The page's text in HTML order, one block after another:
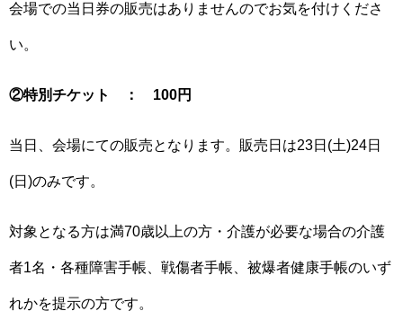
会場での当日券の販売はありませんのでお気を付けくださ
い。
②特別チケット ： 100円
当日、会場にての販売となります。販売日は23日(土)24日
(日)のみです。
対象となる方は満70歳以上の方・介護が必要な場合の介護
者1名・各種障害手帳、戦傷者手帳、被爆者健康手帳のいず
れかを提示の方です。